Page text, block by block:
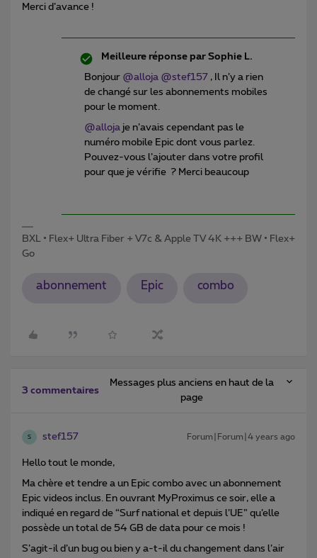
Merci d’avance !
Meilleure réponse par Sophie L.
Bonjour @alloja @stef157 , Il n’y a rien
de changé sur les abonnements mobiles
pour le moment.
@alloja je n’avais cependant pas le
numéro mobile Epic dont vous parlez.
Pouvez-vous l’ajouter dans votre profil
pour que je vérifie ? Merci beaucoup
BXL • Flex+ Ultra Fiber + V7c & Apple TV 4K +++ BW • Flex+
Go
abonnement Epic combo
3 commentaires
Messages plus anciens en haut de la
page
S stef157 Forum|Forum|4 years ago
Hello tout le monde,
Ma chère et tendre a un Epic combo avec un abonnement
Epic videos inclus. En ouvrant MyProximus ce soir, elle a
indiqué en regard de “Surf national et depuis l’UE” qu’elle
possède un total de 54 GB de data pour ce mois !
S’agit-il d’un bug ou bien y a-t-il du changement dans l’air